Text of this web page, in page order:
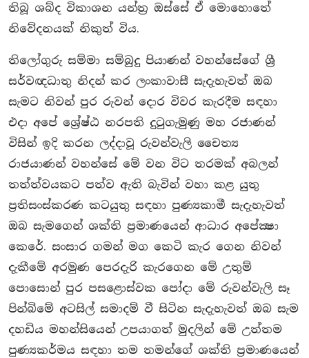
තිබූ ශබ්ද විකාශන යන්ත‍්‍ර ඔස්සේ ඒ මොහොතේ
නිවේදනයක් නිකුත් විය.
තිලෝගුරු සම්මා සම්බුදු පියාණන් වහන්සේගේ ශ්‍රී
සර්වඥධාතු නිදන් කර ලංකාවාසී සැදැහැවත් ඔබ
සැමට නිවන් පුර රුවන් දොර විවර කැරදීම සඳහා
එදා අපේ ශ්‍රේෂ්ඨ නරපති දුටුගැමුණු මහ රජාණන්
විසින් ඉදි කරන ලද්දාවූ රුවන්වැලි චෛත්‍ය
රාජයාණන් වහන්සේ මේ වන විට තරමක් අබලන්
තත්ත්වයකට පත්ව ඇති බැවින් වහා කළ යුතු
ප‍්‍රතිසංස්කරණ කටයුතු සඳහා පුණ්‍යකාමී සැදැහැවත්
ඔබ සැමගෙන් ශක්ති ප‍්‍රමාණයෙන් ආධාර අපේක්‍ෂා
කෙරේ. සංසාර ගමන් මග කෙටි කැර ගෙන නිවන්
දැකීමේ අරමුණ පෙරදැරි කැරගෙන මේ උතුම්
පොසොන් පුර පසළොස්වක පෝදා මේ රුවන්වැලි සෑ
පින්බිමේ අටසිල් සමාදම් වී සිටින සැදැහැවත් ඔබ සැම
දහඩිය මහන්සියෙන් උපයාගත් මුදලින් මේ උත්තම
පුණ්‍යකර්මය සඳහා තම තමන්ගේ ශක්ති ප‍්‍රමාණයෙන්